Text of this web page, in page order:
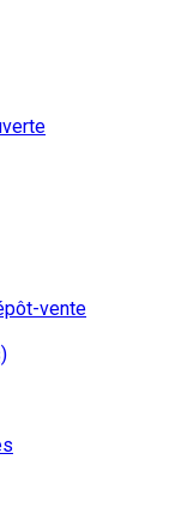
vente